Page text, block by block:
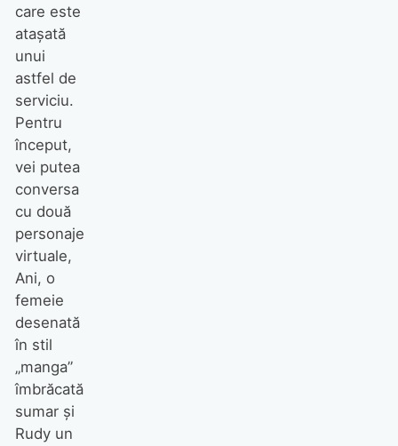
care este
atașată
unui
astfel de
serviciu.
Pentru
început,
vei putea
conversa
cu două
personaje
virtuale,
Ani, o
femeie
desenată
în stil
„manga”
îmbrăcată
sumar și
Rudy un